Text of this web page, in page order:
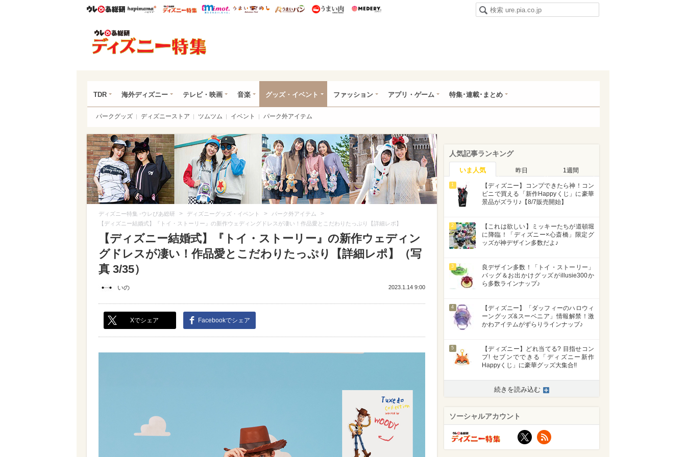
ウレぴあ総研ハピママ* ウレぴあ総研 ディズニー特集
mimot. うまいめし うまいパン うまい肉
TDR 海外ディズニー テレビ・映画 音楽 グッズ・イベント ファッション アプリ・ゲーム 特集･連載･まとめ
パークグッズ ディズニーストア ツムツム イベント パーク外アイテム
ディズニー特集 -ウレぴあ総研 > ディズニーグッズ・イベント > パーク外アイテム >
【ディズニー結婚式】『トイ・ストーリー』の新作ウェディングドレスが凄い！作品愛とこだわりたっぷり【詳細レポ】
【ディズニー結婚式】『トイ・ストーリー』の新作ウェディン
グドレスが凄い！作品愛とこだわりたっぷり【詳細レポ】（写
真 3/35）
いの 2023.1.14 9:00
Xでシェア Facebookでシェア
人気記事ランキング
いま人気 昨日 1週間
1
【ディズニー】コンプできたら神！コン
ビニで買える「新作Happyくじ」に豪華
景品がズラリ♪【8/7販売開始】
2
【これは欲しい】ミッキーたちが道頓堀
に降臨！「ディズニー×心斎橋」限定グ
ッズが神デザイン多数だよ♪
3
良デザイン多数！「トイ・ストーリー」
バッグ＆お出かけグッズがillusie300か
ら多数ラインナップ♪
4
【ディズニー】「ダッフィーのハロウィ
ーングッズ&スーベニア」情報解禁！激
かわアイテムがずらりラインナップ♪
5
【ディズニー】どれ当てる? 目指せコン
プ! セブンでできる「ディズニー新作
Happyくじ」に豪華グッズ大集合!!
続きを読み込む
ソーシャルアカウント
X